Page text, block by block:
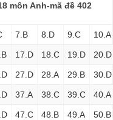
môn Anh-mã đề 402
7.B 8.D 9.C 10.A
17.D 18.C 19.D 20.D
27.D 28.A 29.B 30.D
37.A 38.C 39.C 40.A
47.C 48.B 49.A 50.B